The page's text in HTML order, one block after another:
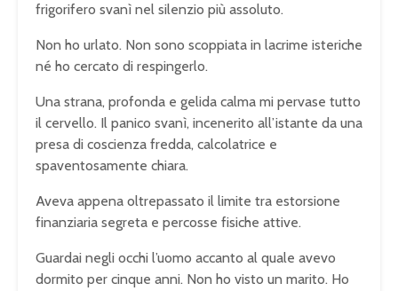
frigorifero svanì nel silenzio più assoluto.
Non ho urlato. Non sono scoppiata in lacrime isteriche
né ho cercato di respingerlo.
Una strana, profonda e gelida calma mi pervase tutto
il cervello. Il panico svanì, incenerito all’istante da una
presa di coscienza fredda, calcolatrice e
spaventosamente chiara.
Aveva appena oltrepassato il limite tra estorsione
finanziaria segreta e percosse fisiche attive.
Guardai negli occhi l’uomo accanto al quale avevo
dormito per cinque anni. Non ho visto un marito. Ho